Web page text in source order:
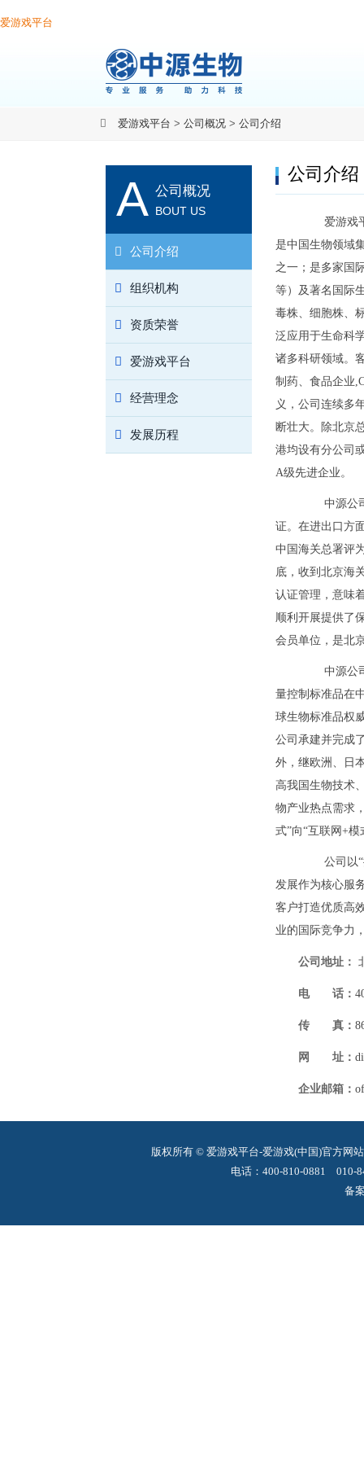
爱游戏平台
爱游戏平台 > 公司概况 > 公司介绍
A 公司概况
BOUT US
公司介绍
组织机构
资质荣誉
爱游戏平台
经营理念
发展历程
公司介绍
爱游戏平
是中国生物领域
之一；是多家国
等）及著名国际
毒株、细胞株、
泛应用于生命科
诸多科研领域。
制药、食品企业
义，公司连续多
断壮大。除北京
港均设有分公司
A级先进企业。
中源公司
证。在进出口方
中国海关总署评
底，收到北京海
认证管理，意味
顺利开展提供了
会员单位，是北
中源公司
量控制标准品在
球生物标准品权
公司承建并完成
外，继欧洲、日
高我国生物技术
物产业热点需求
式”向“互联网+模
公司以“推
发展作为核心服
客户打造优质高
业的国际竞争力
公司地址：
电 话：
传 真：
网 址：
企业邮箱：
版权所有 © 爱游戏平台-爱游戏(中国)官方网
电话：400-810-0881 010-
备